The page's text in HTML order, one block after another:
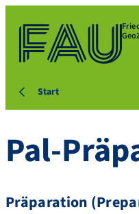
Start
Pal-
Präparation